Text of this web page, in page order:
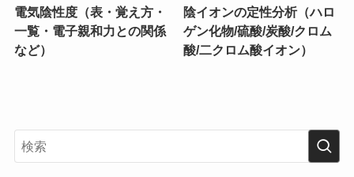
電気陰性度（表・覚え方・
一覧・電子親和力との関係
など）
陰イオンの定性分析（ハロ
ゲン化物/硫酸/炭酸/クロム
酸/二クロム酸イオン）